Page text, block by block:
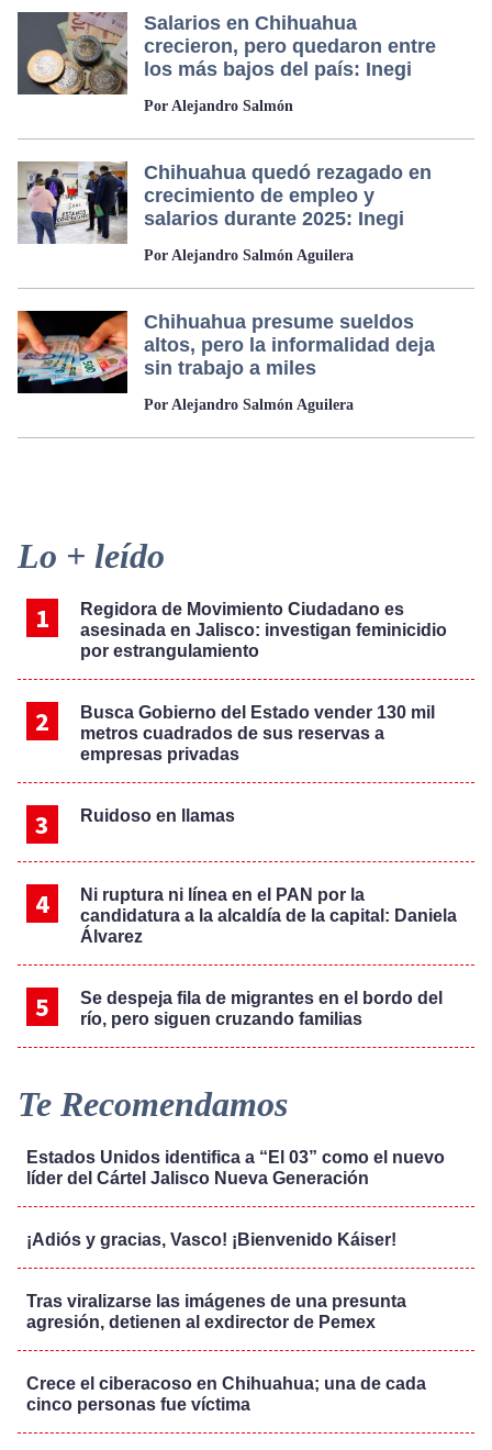
Salarios en Chihuahua
crecieron, pero quedaron entre
los más bajos del país: Inegi
Por Alejandro Salmón
Chihuahua quedó rezagado en
crecimiento de empleo y
salarios durante 2025: Inegi
Por Alejandro Salmón Aguilera
Chihuahua presume sueldos
altos, pero la informalidad deja
sin trabajo a miles
Por Alejandro Salmón Aguilera
Primary
Sidebar
Lo + leído
Regidora de Movimiento Ciudadano es
asesinada en Jalisco: investigan feminicidio
por estrangulamiento
Busca Gobierno del Estado vender 130 mil
metros cuadrados de sus reservas a
empresas privadas
Ruidoso en llamas
Ni ruptura ni línea en el PAN por la
candidatura a la alcaldía de la capital: Daniela
Álvarez
Se despeja fila de migrantes en el bordo del
río, pero siguen cruzando familias
Te Recomendamos
Estados Unidos identifica a “El 03” como el nuevo
líder del Cártel Jalisco Nueva Generación
¡Adiós y gracias, Vasco! ¡Bienvenido Káiser!
Tras viralizarse las imágenes de una presunta
agresión, detienen al exdirector de Pemex
Crece el ciberacoso en Chihuahua; una de cada
cinco personas fue víctima